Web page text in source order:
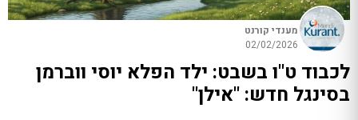
מענדי קורנט
02/02/2026
לכבוד ט"ו בשבט: ילד הפלא יוסי ווברמן
בסינגל חדש: "אילן"